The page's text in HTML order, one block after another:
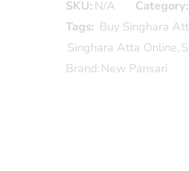
SKU: N/A Category:
Tags: Buy Singhara
Singhara Atta Online,
Brand: New Pansari